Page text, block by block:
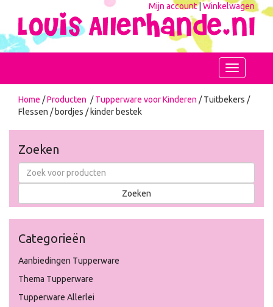
Mijn account|Winkelwagen
Toggle
navigation
Home /Producten /Tupperware voor Kinderen / Tuitbekers /
Flessen / bordjes / kinder bestek
Zoeken
Categorieën
Aanbiedingen Tupperware
Thema Tupperware
Tupperware Allerlei